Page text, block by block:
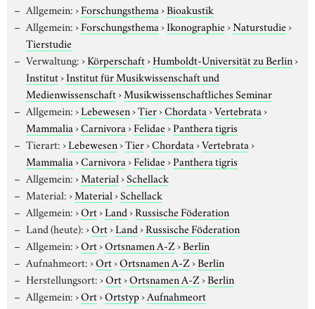
Allgemein:›Forschungsthema›Bioakustik
Allgemein:›Forschungsthema›Ikonographie›Naturstudie›
Tierstudie
Verwaltung:›Körperschaft›Humboldt-Universität zu Berlin›
Institut›Institut für Musikwissenschaft und
Medienwissenschaft›Musikwissenschaftliches Seminar
Allgemein:›Lebewesen›Tier›Chordata›Vertebrata›
Mammalia›Carnivora›Felidae›Panthera tigris
Tierart:›Lebewesen›Tier›Chordata›Vertebrata›
Mammalia›Carnivora›Felidae›Panthera tigris
Allgemein:›Material›Schellack
Material:›Material›Schellack
Allgemein:›Ort›Land›Russische Föderation
Land (heute):›Ort›Land›Russische Föderation
Allgemein:›Ort›Ortsnamen A-Z›Berlin
Aufnahmeort:›Ort›Ortsnamen A-Z›Berlin
Herstellungsort:›Ort›Ortsnamen A-Z›Berlin
Allgemein:›Ort›Ortstyp›Aufnahmeort